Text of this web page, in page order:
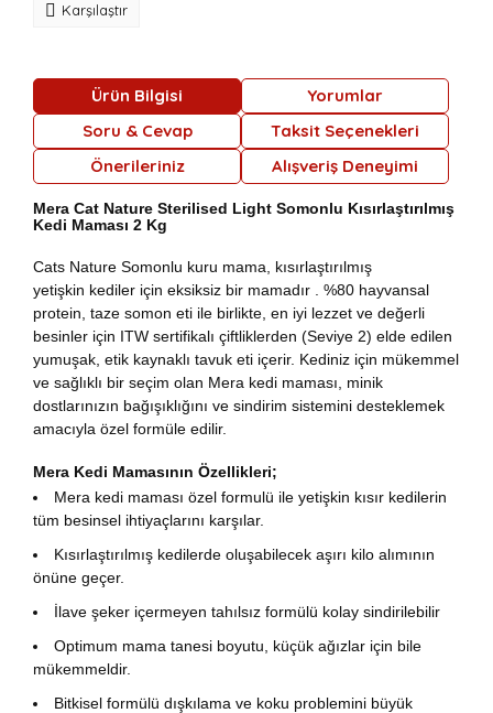
Karşılaştır
Ürün Bilgisi
Yorumlar
Soru & Cevap
Taksit Seçenekleri
Önerileriniz
Alışveriş Deneyimi
Mera Cat Nature Sterilised Light Somonlu Kısırlaştırılmış
Kedi Maması 2 Kg
Cats Nature Somonlu kuru mama, kısırlaştırılmış
yetişkin kediler için eksiksiz bir mamadır . %80 hayvansal
protein, taze somon eti ile birlikte, en iyi lezzet ve değerli
besinler için ITW sertifikalı çiftliklerden (Seviye 2) elde edilen
yumuşak, etik kaynaklı tavuk eti içerir. Kediniz için mükemmel
ve sağlıklı bir seçim olan Mera kedi maması, minik
dostlarınızın bağışıklığını ve sindirim sistemini desteklemek
amacıyla özel formüle edilir.
Mera Kedi Mamasının Özellikleri;
Mera kedi maması özel formulü ile yetişkin kısır kedilerin
tüm besinsel ihtiyaçlarını karşılar.
Kısırlaştırılmış kedilerde oluşabilecek aşırı kilo alımının
önüne geçer.
İlave şeker içermeyen tahılsız formülü kolay sindirilebilir
Optimum mama tanesi boyutu, küçük ağızlar için bile
mükemmeldir.
Bitkisel formülü dışkılama ve koku problemini büyük